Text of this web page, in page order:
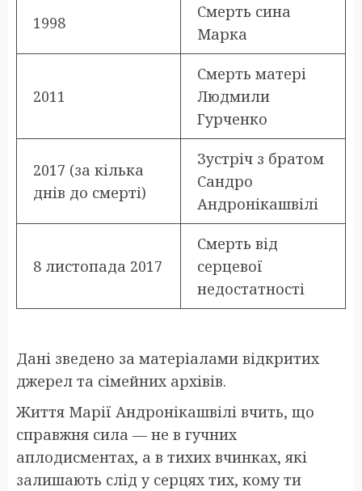
1998
Смерть сина
Марка
2011
Смерть матері
Людмили
Гурченко
2017 (за кілька
днів до смерті)
Зустріч з братом
Сандро
Андронікашвілі
8 листопада 2017
Смерть від
серцевої
недостатності
Дані зведено за матеріалами відкритих
джерел та сімейних архівів.
Життя Марії Андронікашвілі вчить, що
справжня сила — не в гучних
аплодисментах, а в тихих вчинках, які
залишають слід у серцях тих, кому ти